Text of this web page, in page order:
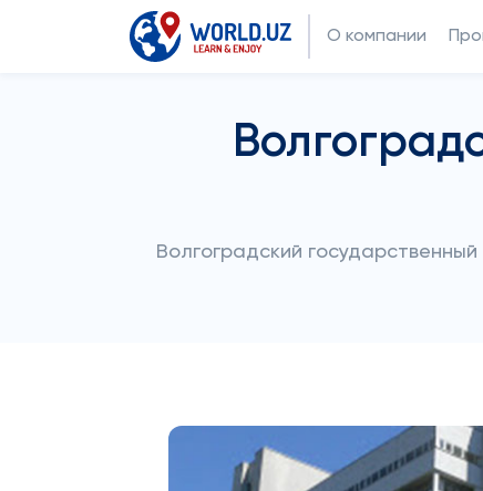
О компании
Волгоградский